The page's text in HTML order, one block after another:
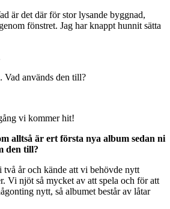
är det där för stor lysande byggnad,
fönstret. Jag har knappt hunnit sätta
Vad används den till?
vi kommer hit!
alltså är ert första nya album sedan ni
den till?
två år och kände att vi behövde nytt
Vi njöt så mycket av att spela och för att
nytt, så albumet består av låtar